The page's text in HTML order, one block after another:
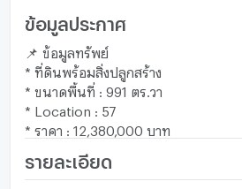
ข้อมูลประกาศ
📌 ข้อมูลทรัพย์
* ที่ดินพร้อมสิ่งปลูกสร้าง
* ขนาดพื้นที่ : 991 ตร.วา
* Location : 57
* ราคา : 12,380,000 บาท
รายละเอียด